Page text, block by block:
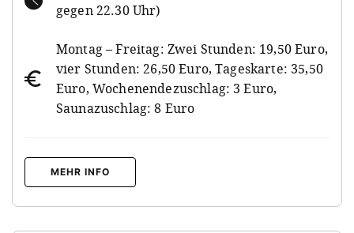
gegen 22.30 Uhr)
Montag – Freitag: Zwei Stunden: 19,50 Euro,
vier Stunden: 26,50 Euro, Tageskarte: 35,50
Euro, Wochenendezuschlag: 3 Euro,
Saunazuschlag: 8 Euro
MEHR INFO